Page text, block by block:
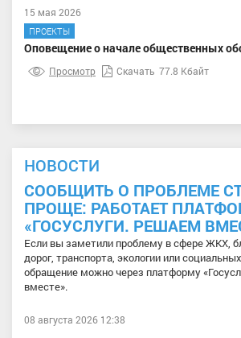
15 мая 2026
ПРОЕКТЫ
Оповещение о начале общественных
Просмотр Скачать 77.8 Кбайт
НОВОСТИ
СООБЩИТЬ О ПРОБЛЕМЕ
ПРОЩЕ: РАБОТАЕТ
«ГОСУСЛУГИ. РЕШАЕМ
Если вы заметили проблему в сфере ЖКХ,
дорог, транспорта, экологии или
обращение можно через платформу
вместе».
08 августа 2026 12:38